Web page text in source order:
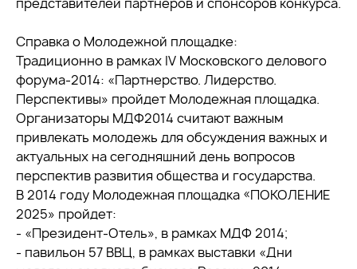
Справка о Молодежной площадке:
Традиционно в рамках IV Московского делового
форума-2014: «Партнерство. Лидерство.
Перспективы» пройдет Молодежная площадка.
Организаторы МДФ2014 считают важным
привлекать молодежь для обсуждения важных и
актуальных на сегодняшний день вопросов
перспектив развития общества и государства.
В 2014 году Молодежная площадка «ПОКОЛЕНИЕ
2025» пройдет:
- «Президент-Отель», в рамках МДФ 2014;
- павильон 57 ВВЦ, в рамках выставки «Дни